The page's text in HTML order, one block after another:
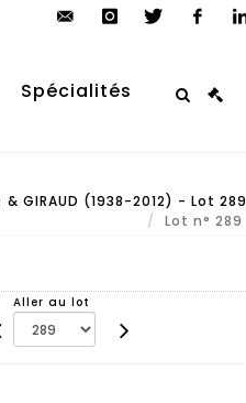
auction.com
Spécialités
& GIRAUD (1938-2012) - Lot 289
Lot n° 289
Aller au lot